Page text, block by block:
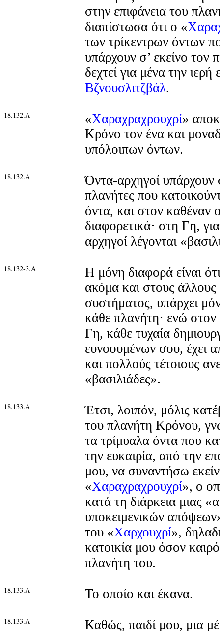
στην επιφάνεια του
διαπίστωσα ότι ο «
των τρίκεντρων όντων
υπάρχουν σ’ εκείνο τον
δεχτεί για μένα την
Βζνουσλιτζβάλ.
18.132.Α «Χαραχραχρουχρί»
Κρόνο τον ένα και
υπόλοιπων όντων.
18.132.Α
Όντα-αρχηγοί υπάρχουν
πλανήτες που
όντα, και στον καθέναν
διαφορετικά· στη Γη,
αρχηγοί λέγονται
18.132-3.Α
Η μόνη διαφορά είναι
ακόμα και στους άλλους
συστήματος, υπάρχει
κάθε πλανήτη· ενώ
Γη, κάθε τυχαία
ευνοουμένων σου, έχει
και πολλούς τέτοιους
«βασιλιάδες».
18.133.Α
Έτσι, λοιπόν, μόλις
του πλανήτη Κρόνου,
τα τρίμυαλα όντα που
την ευκαιρία, από την
μου, να συναντήσω
«Χαραχραχρουχρί», ο
κατά τη διάρκεια μιας
υποκειμενικών
του «Χαρχουχρί»,
κατοικία μου όσον
πλανήτη του.
18.133.Α Το οποίο και έκανα.
18.133.Α
Καθώς, παιδί μου, μια